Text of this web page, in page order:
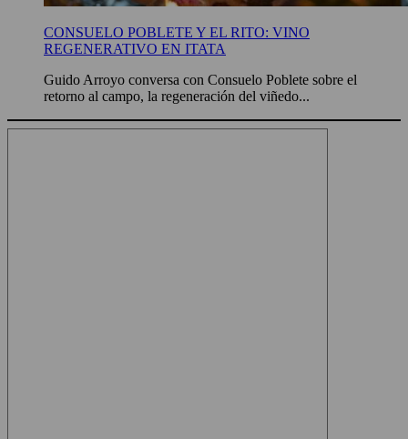
CONSUELO POBLETE Y EL RITO: VINO
REGENERATIVO EN ITATA
Guido Arroyo conversa con Consuelo Poblete sobre el
retorno al campo, la regeneración del viñedo...